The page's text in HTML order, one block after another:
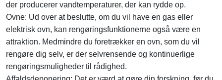
der producerer vandtemperaturer, der kan rydde op.
Ovne: Ud over at beslutte, om du vil have en gas eller
elektrisk ovn, kan rengøringsfunktionerne også være en
attraktion. Medmindre du foretrækker en ovn, som du vil
rengøre dig selv, er der selvrensende og kontinuerlige
rengøringsmuligheder til rådighed.